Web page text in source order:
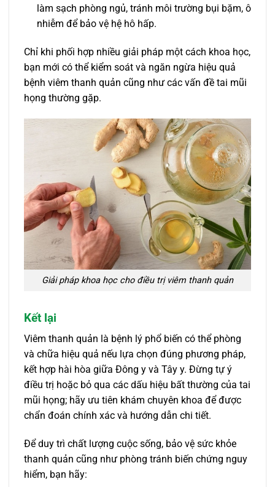
làm sạch phòng ngủ, tránh môi trường bụi bặm, ô
nhiễm để bảo vệ hệ hô hấp.
Chỉ khi phối hợp nhiều giải pháp một cách khoa học,
bạn mới có thể kiểm soát và ngăn ngừa hiệu quả
bệnh viêm thanh quản cũng như các vấn đề tai mũi
họng thường gặp.
Giải pháp khoa học cho điều trị viêm thanh quản
Kết lại
Viêm thanh quản là bệnh lý phổ biến có thể phòng
và chữa hiệu quả nếu lựa chọn đúng phương pháp,
kết hợp hài hòa giữa Đông y và Tây y. Đừng tự ý
điều trị hoặc bỏ qua các dấu hiệu bất thường của tai
mũi họng; hãy ưu tiên khám chuyên khoa để được
chẩn đoán chính xác và hướng dẫn chi tiết.
Để duy trì chất lượng cuộc sống, bảo vệ sức khỏe
thanh quản cũng như phòng tránh biến chứng nguy
hiểm, bạn hãy: